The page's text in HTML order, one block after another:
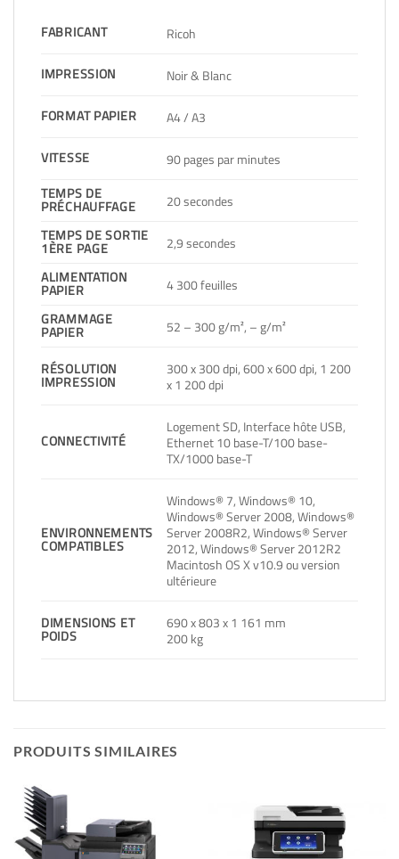
FABRICANT Ricoh
IMPRESSION Noir & Blanc
FORMAT PAPIER A4 / A3
VITESSE
90 pages par minutes
TEMPS DE
PRÉCHAUFFAGE
20 secondes
TEMPS DE SORTIE
1ÈRE PAGE
2,9 secondes
ALIMENTATION
PAPIER
4 300 feuilles
GRAMMAGE
PAPIER 52 – 300 g/m², – g/m²
RÉSOLUTION
IMPRESSION
300 x 300 dpi, 600 x 600 dpi, 1 200
x 1 200 dpi
CONNECTIVITÉ
Logement SD, Interface hôte USB,
Ethernet 10 base-T/100 base-
TX/1000 base-T
ENVIRONNEMENTS
COMPATIBLES
Windows® 7, Windows® 10,
Windows® Server 2008, Windows®
Server 2008R2, Windows® Server
2012, Windows® Server 2012R2
Macintosh OS X v10.9 ou version
ultérieure
DIMENSIONS ET
POIDS
690 x 803 x 1 161 mm
200 kg
PRODUITS SIMILAIRES